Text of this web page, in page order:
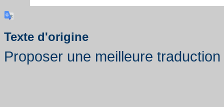
Texte d'origine
Proposer une meilleure traduction